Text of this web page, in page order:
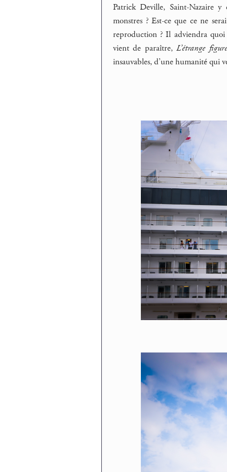
Patrick Deville, Saint-Nazaire
monstres ? Est-ce que ce ne
reproduction ? Il adviendra quoi
vient de paraître,L’étrange
insauvables, d’une humanité qui